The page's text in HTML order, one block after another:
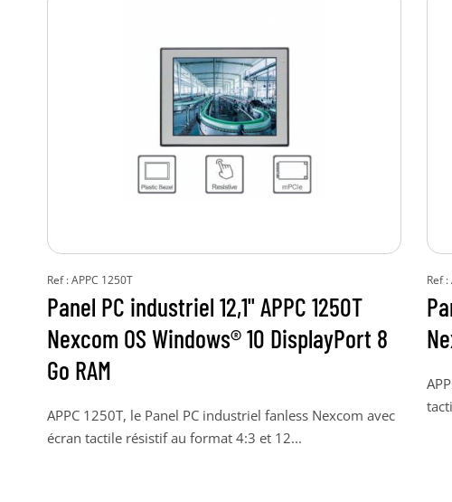
Ref : APPC 1250T
Panel PC industriel 12,1" APPC 1250T
Nexcom OS Windows® 10 DisplayPort 8
Go RAM
APPC 1250T, le Panel PC industriel fanless Nexcom avec
écran tactile résistif au format 4:3 et 12...
Ref